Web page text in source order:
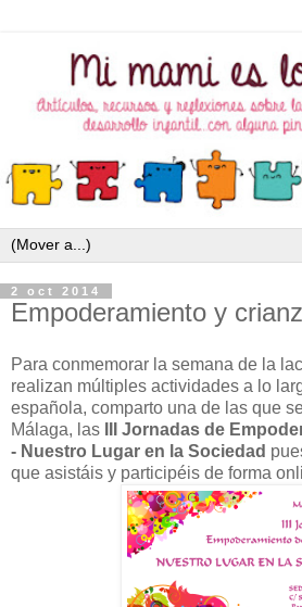
2 oct 2014
Empoderamiento y
Para conmemorar la semana de la
realizan múltiples actividades a lo
española, comparto una de las que
Málaga, las III Jornadas de
- Nuestro Lugar en la Sociedad
que asistáis y participéis de forma